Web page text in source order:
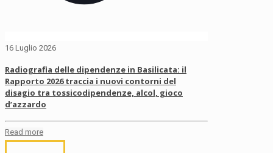
16 Luglio 2026
Radiografia delle dipendenze in Basilicata: il
Rapporto 2026 traccia i nuovi contorni del
disagio tra tossicodipendenze, alcol, gioco
d’azzardo
Read more